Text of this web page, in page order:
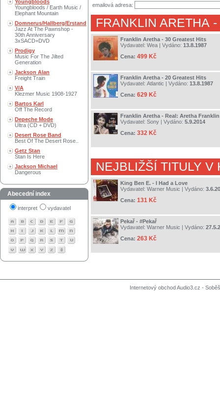
Youngbloods
Youngbloods / Earth Music /
Elephant Mountain
Domnerus/Hallberg/Erstand
Jazz At The Pawnshop -
30th Anniversary
3xSACD+DVD
Prodigy
Music For The Jilted
Generation
Jackson Alan
Freight Train
V/A
Klezmer Music 1908-1927
Bartos Karl
Off The Record
Depeche Mode
Ultra (CD + DVD)
Desert Rose Band
Best Of The Desert Rose..
Getz Stan
Stan Is Here
Jackson Michael
Dangerous
Abecední index
interpret vydavatel
emailová adresa:
FRANKLIN ARETHA -
Franklin Aretha - 30 Greatest Hits
Vydavatel: Wea | Vydáno: 13.8.1987
Cena: 499 Kč
Franklin Aretha - 20 Greatest Hits
Vydavatel: Atlantic | Vydáno: 13.8.1987
Cena: 629 Kč
Franklin Aretha - Real: Aretha
Vydavatel: Sony | Vydáno: 5.9.2014
Cena: 332 Kč
NEJBLIŽŠÍ TITULY V
King Ben E. - I Had a Love
Vydavatel: Warner Music | Vydáno:
Cena: 131 Kč
Pekař - #Pekař
Vydavatel: Warner Music | Vydáno:
Cena: 263 Kč
Internetový obchod Audio3.cz -